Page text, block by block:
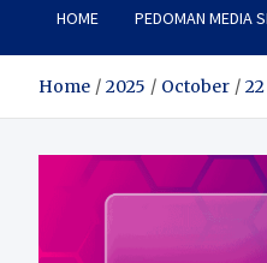
HOME PEDOMAN MEDIA
Home 2025 October 22